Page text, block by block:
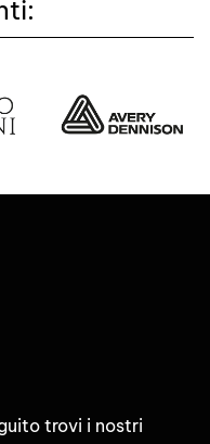
trovi i nostri